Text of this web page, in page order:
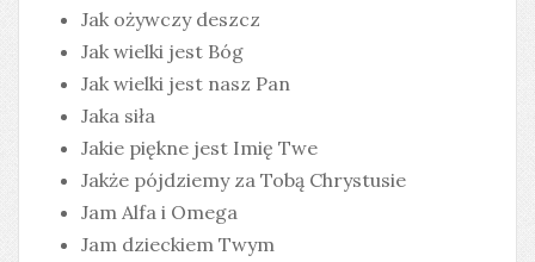
Jak ożywczy deszcz
Jak wielki jest Bóg
Jak wielki jest nasz Pan
Jaka siła
Jakie piękne jest Imię Twe
Jakże pójdziemy za Tobą Chrystusie
Jam Alfa i Omega
Jam dzieckiem Twym